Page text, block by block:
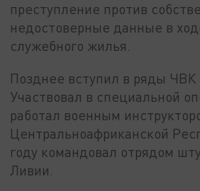
преступление против
недостоверные данные в
служебного жилья.
Позднее вступил в ряды ЧВК
Участвовал в специальной
работал военным
Центральноафриканской
году командовал отрядом
Ливии.